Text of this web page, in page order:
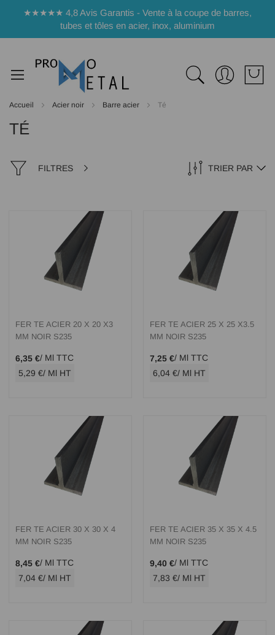
★★★★★ 4,8 Avis Garantis - Vente à la coupe de barres,
tubes et tôles en acier, inox, aluminium
Accueil Acier noir Barre acier Té
TÉ
FILTRES TRIER PAR
FER TE ACIER 20 X 20 X3
MM NOIR S235
6,35 €/ Ml TTC
5,29 €/ Ml HT
FER TE ACIER 25 X 25 X3.5
MM NOIR S235
7,25 €/ Ml TTC
6,04 €/ Ml HT
FER TE ACIER 30 X 30 X 4
MM NOIR S235
8,45 €/ Ml TTC
7,04 €/ Ml HT
FER TE ACIER 35 X 35 X 4.5
MM NOIR S235
9,40 €/ Ml TTC
7,83 €/ Ml HT